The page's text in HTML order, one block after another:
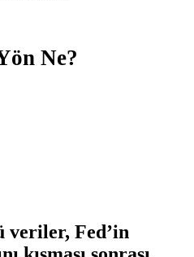
Ne?
veriler, Fed’in